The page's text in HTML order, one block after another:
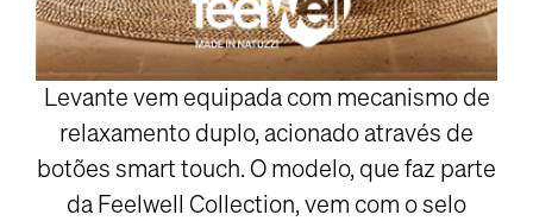
Levante vem equipada com mecanismo de
relaxamento duplo, acionado através de
botões smart touch. O modelo, que faz parte
da Feelwell Collection, vem com o selo